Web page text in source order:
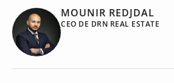
MOUNIR REDJDAL
CEO DE DRN REAL ESTATE